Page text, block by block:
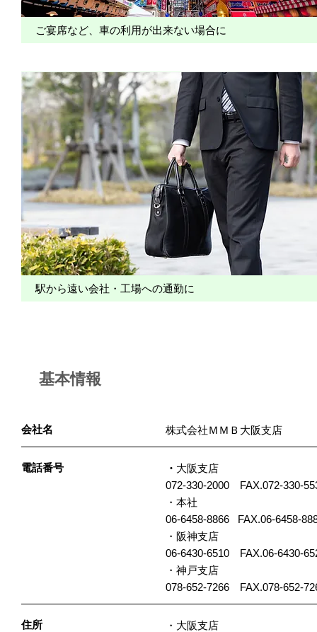
ご宴席など、車の利用が出来ない場合に
駅から遠い会社・工場への通勤に
基本情報
会社名 株式会社ＭＭＢ大阪支店
電話番号 ・ 大阪支店
072-330-2000 FAX.072-330-
・本社
06-6458-8866 FAX.06-6458-
・阪神支店
06-6430-6510 FAX.06-6430-
・神戸支店
078-652-7266 FAX.078-652-
住所
・大阪支店